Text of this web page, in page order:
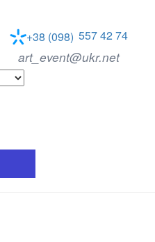
+38 (098) 557 42 74
art_event@ukr.net